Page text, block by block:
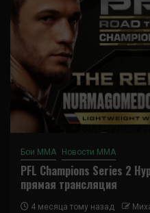
Бои ММА Новости ММА
PFL Champions Series 2
прямая трансляция
4 месяца тому назад